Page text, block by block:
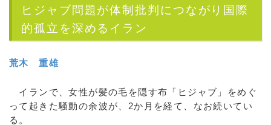
ヒジャブ問題が体制批判につながり国際
的孤立を深めるイラン
荒木 重雄
イランで、女性が髪の毛を隠す布「ヒジャブ」をめぐ
って起きた騒動の余波が、2か月を経て、なお続いてい
る。